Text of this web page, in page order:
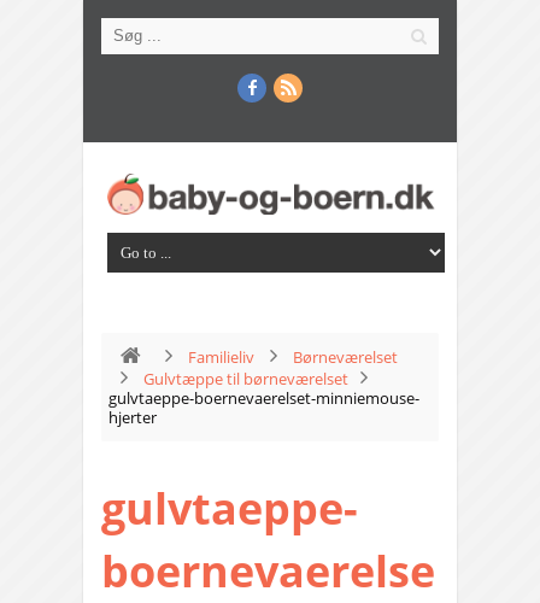
Familieliv
Børneværelset
Gulvtæppe til børneværelset
gulvtaeppe-boernevaerelset-minniemouse-
hjerter
gulvtaeppe-
boernevaerelse